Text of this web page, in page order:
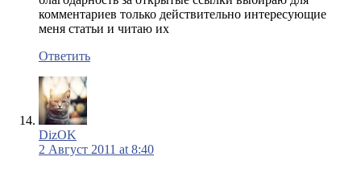
комментариев только действительно интересующие
меня статьи и читаю их
Ответить
DizOK
2 Август 2011 at 8:40